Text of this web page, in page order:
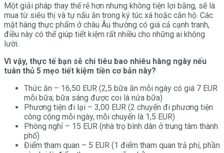
Một giải pháp thay thế rẻ hơn nhưng không tiện lợi bằng, sẽ là
mua từ siêu thị và tự nấu ăn trong ký túc xá hoặc căn hộ. Các
mặt hàng thực phẩm ở châu Âu thường có giá cả cạnh tranh,
điều này có thể giúp tiết kiệm rất nhiều cho những ai không
lười.
Vì vậy, thực tế bạn sẽ chi tiêu bao nhiêu hàng ngày nếu
tuân thủ 5 mẹo tiết kiệm tiền cơ bản này?
Thức ăn – 16,50 EUR (2,5 bữa ăn mỗi ngày có giá 7 EUR
mỗi bữa; bữa sáng được coi là nửa bữa)
Phương tiện đi lại – 3,00 EUR (2 chuyến đi phương tiện
công cộng mỗi ngày, mỗi chuyến là 1,5 EUR)
Phòng nghỉ – 15 EUR (nhà trọ bình dân ở trung tâm thành
phố)
Điểm tham quan – 5 EUR (1 điểm tham quan trả phí, phần